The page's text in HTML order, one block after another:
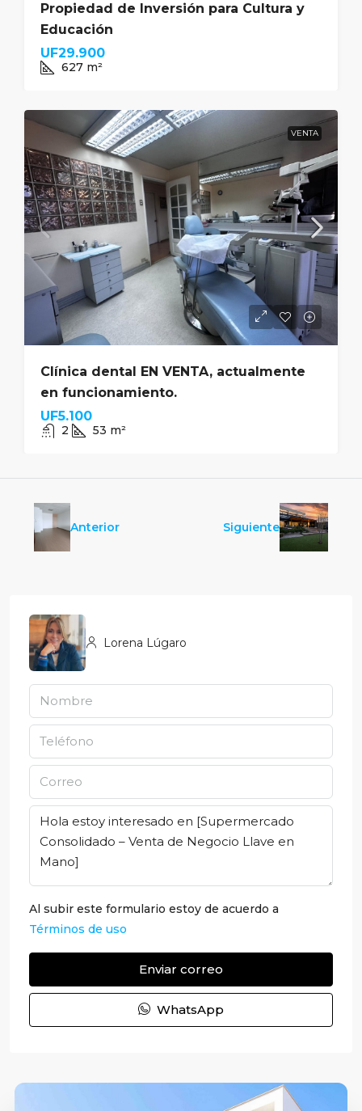
Propiedad de Inversión para Cultura y
Educación
UF29.900
627 m²
VENTA
Clínica dental EN VENTA, actualmente
en funcionamiento.
UF5.100
2 53 m²
Anterior Siguiente
Lorena Lúgaro
Al subir este formulario estoy de acuerdo a
Términos de uso
Enviar correo
WhatsApp